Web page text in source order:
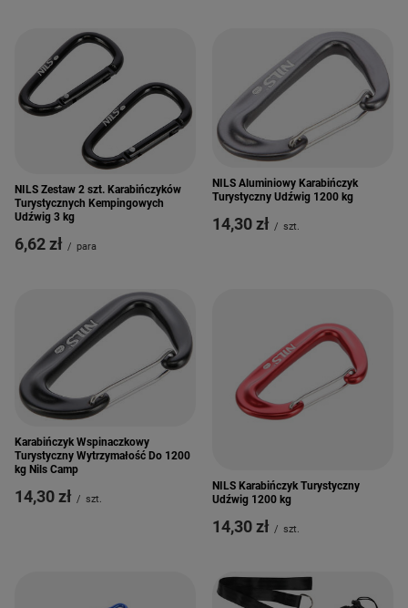
NILS Zestaw 2 szt. Karabińczyków
Turystycznych Kempingowych
Udźwig 3 kg
6,62 zł / para
NILS Aluminiowy Karabińczyk
Turystyczny Udźwig 1200 kg
14,30 zł / szt.
Karabińczyk Wspinaczkowy
Turystyczny Wytrzymałość Do 1200
kg Nils Camp
14,30 zł / szt.
NILS Karabińczyk Turystyczny
Udźwig 1200 kg
14,30 zł / szt.